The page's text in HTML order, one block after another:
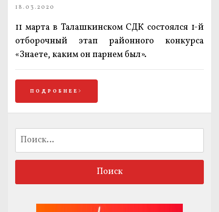
18.03.2020
11 марта в Талашкинском СДК состоялся 1-й
отборочный этап районного конкурса
«Знаете, каким он парнем был».
ПОДРОБНЕЕ
Найти: